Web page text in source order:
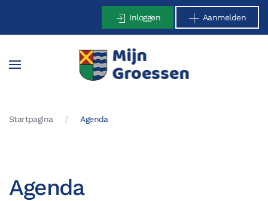
Terug naar hoofdinhoud
Inloggen Aanmelden
Startpagina Agenda
Agenda